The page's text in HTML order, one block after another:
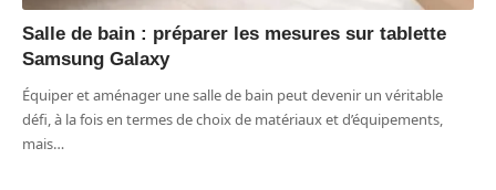
Salle de bain : préparer les mesures sur tablette
Samsung Galaxy
Équiper et aménager une salle de bain peut devenir un véritable
défi, à la fois en termes de choix de matériaux et d’équipements,
mais…